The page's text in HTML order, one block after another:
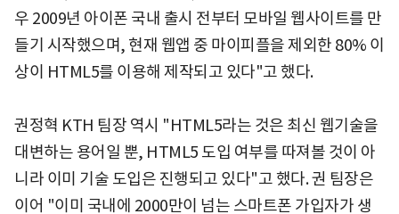
우 2009년 아이폰 국내 출시 전부터 모바일 웹사이트를 만
들기 시작했으며, 현재 웹앱 중 마이피플을 제외한 80% 이
상이 HTML5를 이용해 제작되고 있다"고 했다.
권정혁 KTH 팀장 역시 "HTML5라는 것은 최신 웹기술을
대변하는 용어일 뿐, HTML5 도입 여부를 따져볼 것이 아
니라 이미 기술 도입은 진행되고 있다"고 했다. 권 팀장은
이어 "이미 국내에 2000만이 넘는 스마트폰 가입자가 생